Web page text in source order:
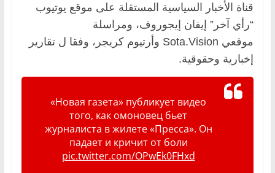
قناة الأخبار السياسية المستقلة على موقع يوتيوب
“رأي آخر” إيفان إيجوروف، ومراسلة
موقعي Sota.Vision وأرتيوم كريجر، وفقا ل تقارير
إخبارية وحقوقية.
«Новая газета» публикует видео
того, как омоновец бьет
журналиста в жилете «Пресса». Он
падает и кричит от боли
pic.twitter.com/OPwEk0FHxd